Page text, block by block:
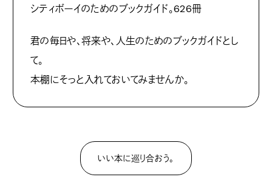
シティボーイのためのブックガイド。626冊
君の毎日や、将来や、人生のためのブックガイドとし
て。
本棚にそっと入れておいてみませんか。
いい本に巡り合おう。